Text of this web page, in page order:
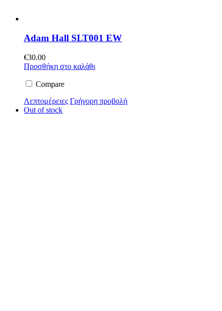
Adam Hall SLT001 EW
€30.00
Προσθήκη στο καλάθι
Compare
Λεπτομέρειες Γρήγορη προβολή
Out of stock